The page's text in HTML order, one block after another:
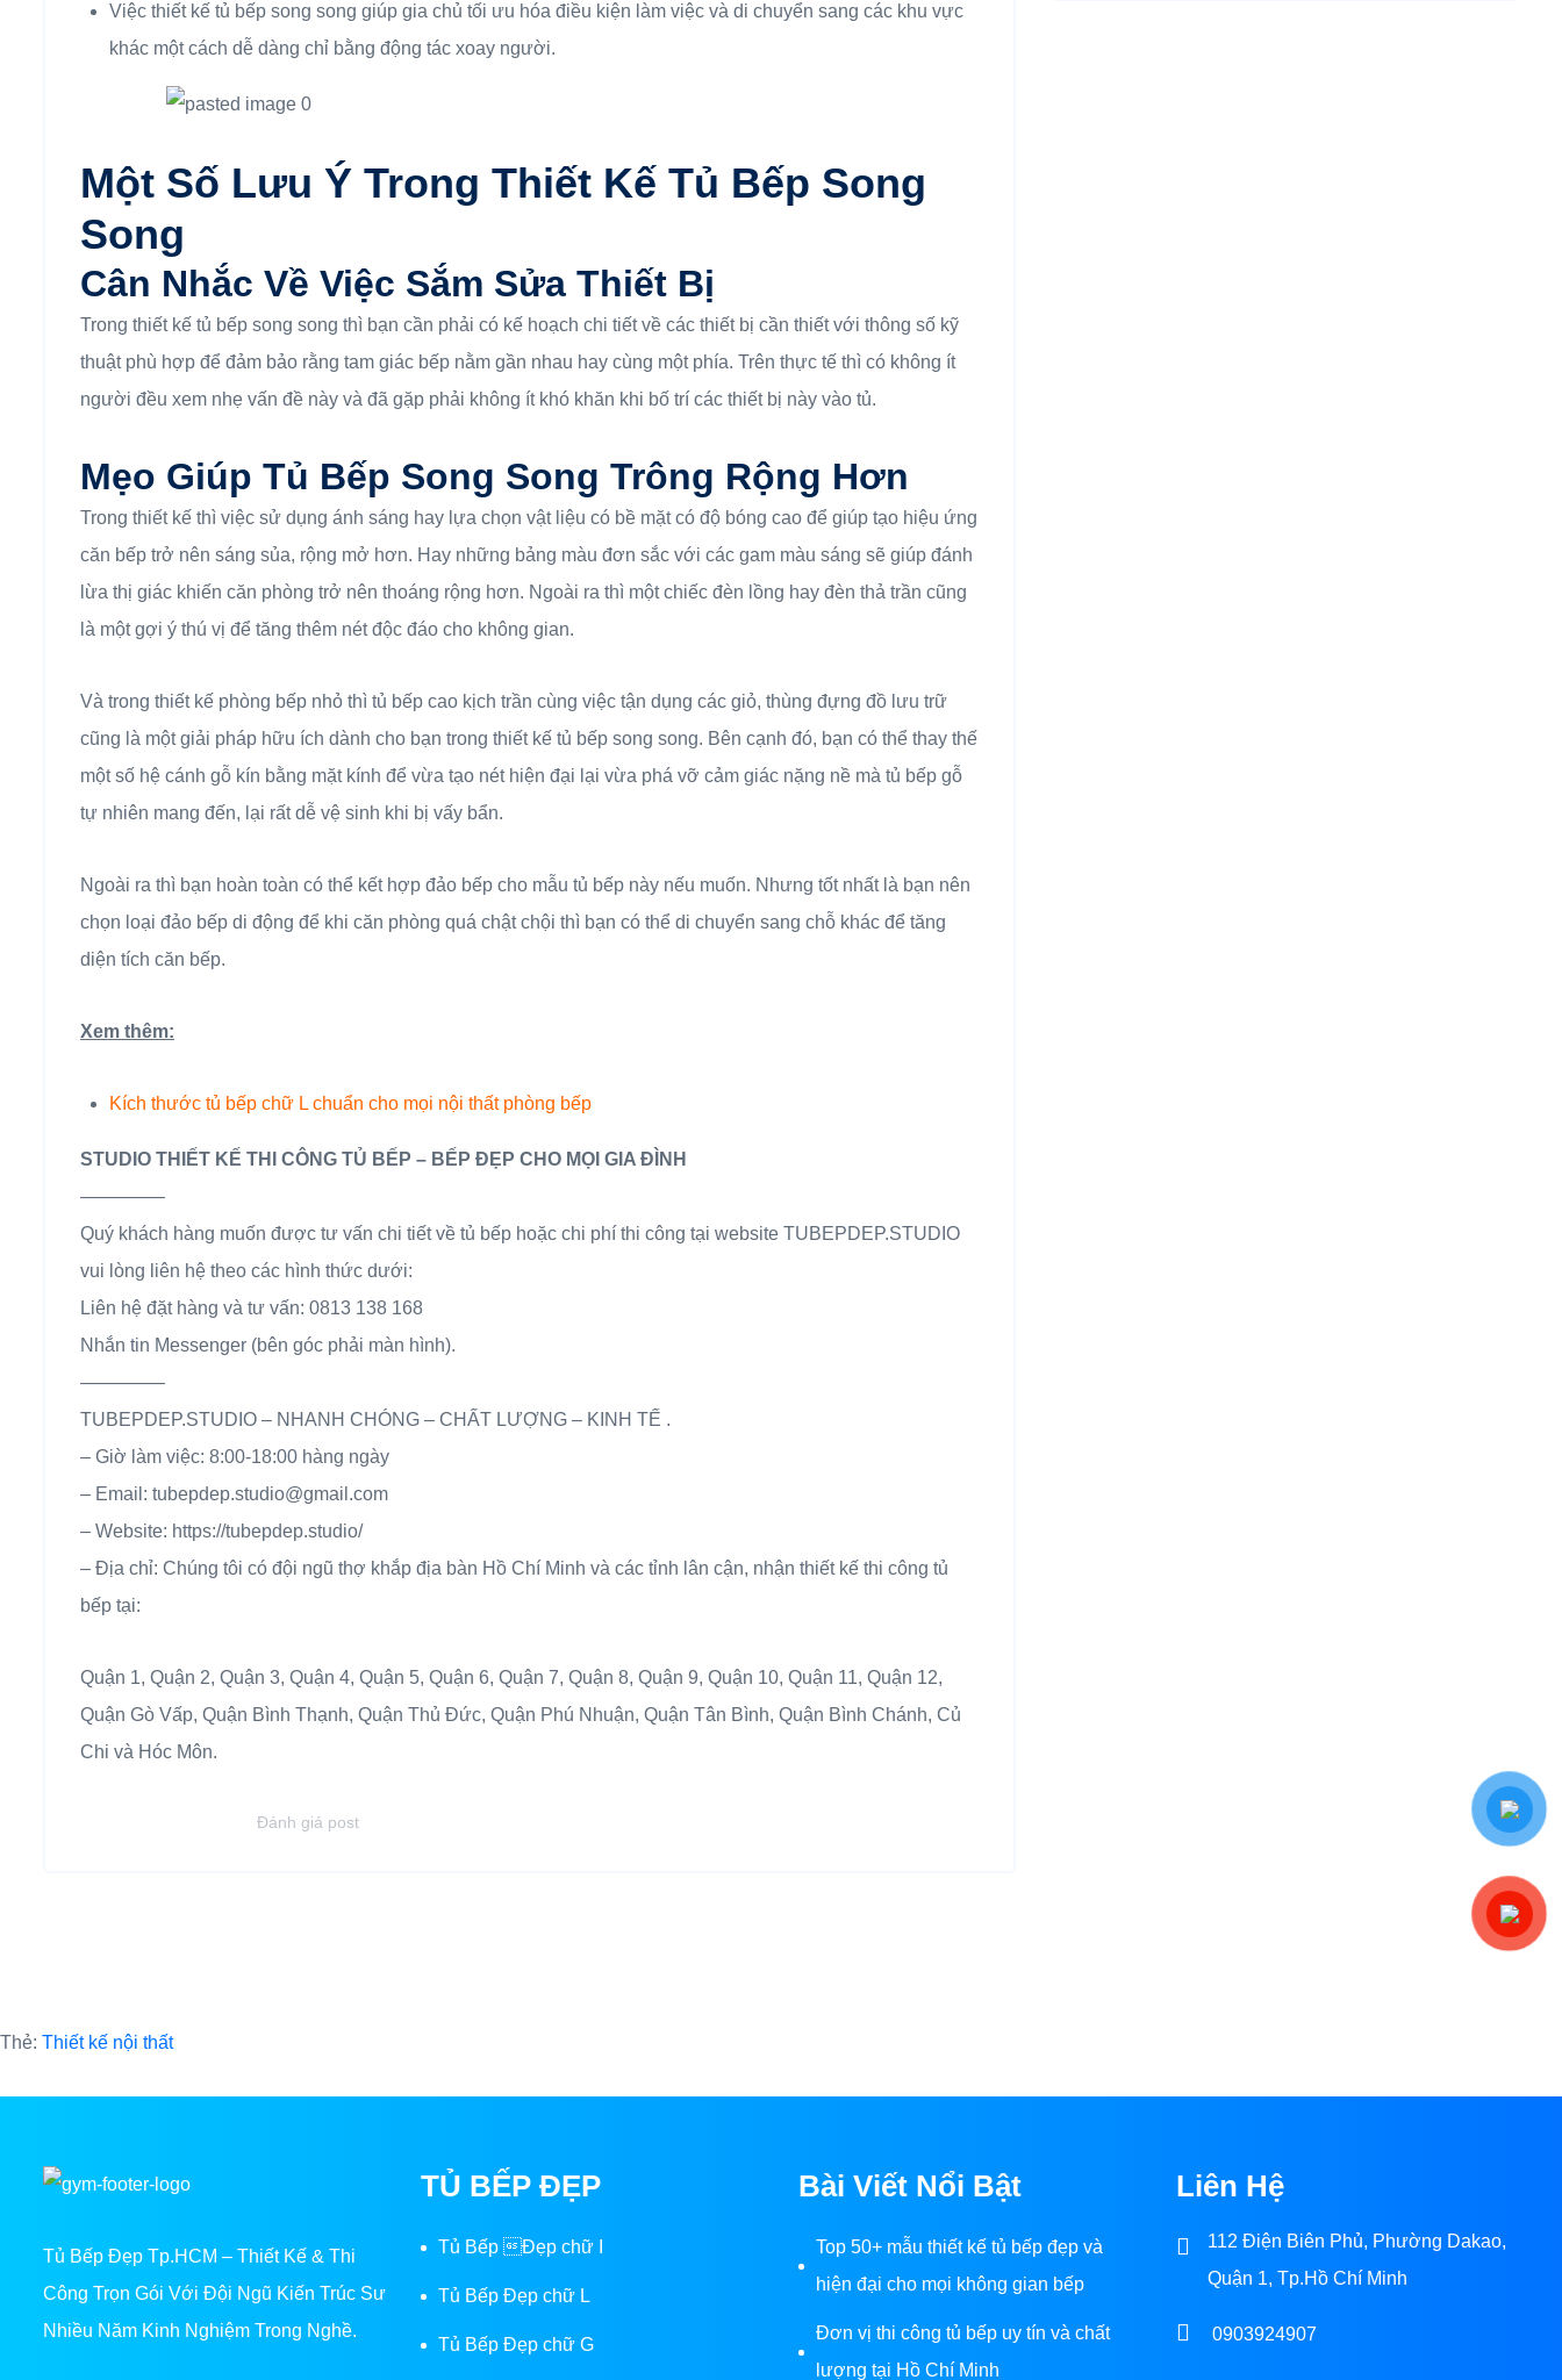
Việc thiết kế tủ bếp song song giúp gia chủ tối ưu hóa điều kiện làm việc và di chuyển sang các khu vực
khác một cách dễ dàng chỉ bằng động tác xoay người.
Một Số Lưu Ý Trong Thiết Kế Tủ Bếp Song
Song
Cân Nhắc Về Việc Sắm Sửa Thiết Bị
Trong thiết kế tủ bếp song song thì bạn cần phải có kế hoạch chi tiết về các thiết bị cần thiết với thông số kỹ
thuật phù hợp để đảm bảo rằng tam giác bếp nằm gần nhau hay cùng một phía. Trên thực tế thì có không ít
người đều xem nhẹ vấn đề này và đã gặp phải không ít khó khăn khi bố trí các thiết bị này vào tủ.
Mẹo Giúp Tủ Bếp Song Song Trông Rộng Hơn
Trong thiết kế thì việc sử dụng ánh sáng hay lựa chọn vật liệu có bề mặt có độ bóng cao để giúp tạo hiệu ứng
căn bếp trở nên sáng sủa, rộng mở hơn. Hay những bảng màu đơn sắc với các gam màu sáng sẽ giúp đánh
lừa thị giác khiến căn phòng trở nên thoáng rộng hơn. Ngoài ra thì một chiếc đèn lồng hay đèn thả trần cũng
là một gợi ý thú vị để tăng thêm nét độc đáo cho không gian.
Và trong thiết kế phòng bếp nhỏ thì tủ bếp cao kịch trần cùng việc tận dụng các giỏ, thùng đựng đồ lưu trữ
cũng là một giải pháp hữu ích dành cho bạn trong thiết kế tủ bếp song song. Bên cạnh đó, bạn có thể thay thế
một số hệ cánh gỗ kín bằng mặt kính để vừa tạo nét hiện đại lại vừa phá vỡ cảm giác nặng nề mà tủ bếp gỗ
tự nhiên mang đến, lại rất dễ vệ sinh khi bị vấy bẩn.
Ngoài ra thì bạn hoàn toàn có thể kết hợp đảo bếp cho mẫu tủ bếp này nếu muốn. Nhưng tốt nhất là bạn nên
chọn loại đảo bếp di động để khi căn phòng quá chật chội thì bạn có thể di chuyển sang chỗ khác để tăng
diện tích căn bếp.
Xem thêm:
Kích thước tủ bếp chữ L chuẩn cho mọi nội thất phòng bếp
STUDIO THIẾT KẾ THI CÔNG TỦ BẾP – BẾP ĐẸP CHO MỌI GIA ĐÌNH
————–
Quý khách hàng muốn được tư vấn chi tiết về tủ bếp hoặc chi phí thi công tại website TUBEPDEP.STUDIO
vui lòng liên hệ theo các hình thức dưới:
Liên hệ đặt hàng và tư vấn: 0813 138 168
Nhắn tin Messenger (bên góc phải màn hình).
————–
TUBEPDEP.STUDIO – NHANH CHÓNG – CHẤT LƯỢNG – KINH TẾ .
– Giờ làm việc: 8:00-18:00 hàng ngày
– Email: tubepdep.studio@gmail.com
– Website: https://tubepdep.studio/
– Địa chỉ: Chúng tôi có đội ngũ thợ khắp địa bàn Hồ Chí Minh và các tỉnh lân cận, nhận thiết kế thi công tủ
bếp tại:
Quận 1, Quận 2, Quận 3, Quận 4, Quận 5, Quận 6, Quận 7, Quận 8, Quận 9, Quận 10, Quận 11, Quận 12,
Quận Gò Vấp, Quận Bình Thạnh, Quận Thủ Đức, Quận Phú Nhuận, Quận Tân Bình, Quận Bình Chánh, Củ
Chi và Hóc Môn.
Đánh giá post
Thẻ: Thiết kế nội thất
Tủ Bếp Đẹp Tp.HCM – Thiết Kế & Thi
Công Trọn Gói Với Đội Ngũ Kiến Trúc Sư
Nhiều Năm Kinh Nghiệm Trong Nghề.
TỦ BẾP ĐẸP
Tủ Bếp Đẹp chữ I
Tủ Bếp Đẹp chữ L
Tủ Bếp Đẹp chữ G
Bài Viết Nổi Bật
Top 50+ mẫu thiết kế tủ bếp đẹp và
hiện đại cho mọi không gian bếp
Đơn vị thi công tủ bếp uy tín và chất
lượng tại Hồ Chí Minh
Liên Hệ
112 Điện Biên Phủ, Phường Dakao,
Quận 1, Tp.Hồ Chí Minh
0903924907